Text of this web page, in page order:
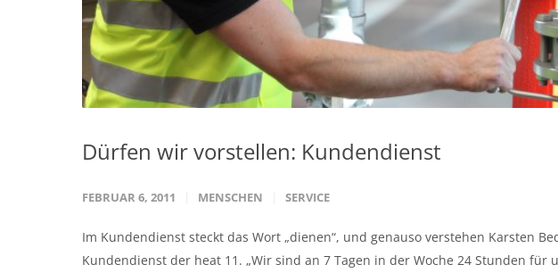
Dürfen wir vorstellen: Kundendienst
FEBRUAR 6, 2011 MENSCHEN SERVICE
Im Kundendienst steckt das Wort „dienen“, und genauso verstehen Karsten
Kundendienst der heat 11. „Wir sind an 7 Tagen in der Woche 24 Stunden für